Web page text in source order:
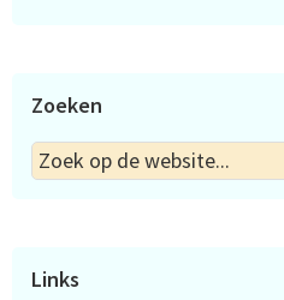
Zoeken
Zoek
op
Links